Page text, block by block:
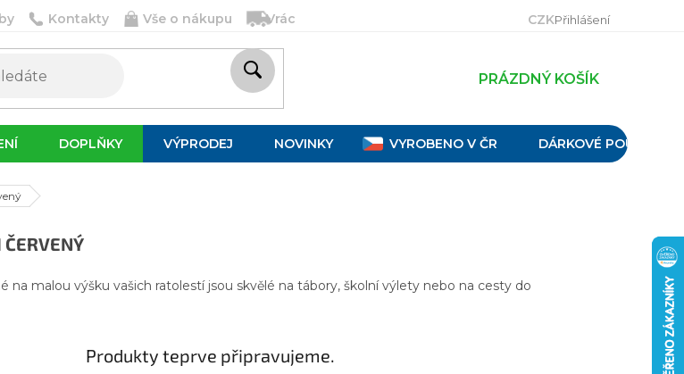
Kontakty Vše o nákupu Vrácení, výměna a reklamace Velikostní tabulky
CZKPřihlášení
PRÁZDNÝ KOŠÍK
DOPLŇKY VÝPRODEJ NOVINKY VYROBENO V ČR DÁRKOVÉ POUKAZY
na malou výšku vašich ratolestí jsou skvělé na tábory, školní výlety nebo na cesty do
Produkty teprve připravujeme.